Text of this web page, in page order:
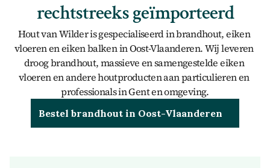
rechtstreeks geïmporteerd
Hout van Wilder is gespecialiseerd in brandhout, eiken
vloeren en eiken balken in Oost-Vlaanderen. Wij leveren
droog brandhout, massieve en samengestelde eiken
vloeren en andere houtproducten aan particulieren en
professionals in Gent en omgeving.
Bestel brandhout in Oost-Vlaanderen